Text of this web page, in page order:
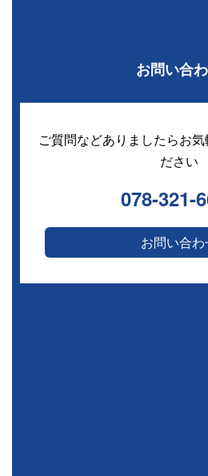
お問い合
ご質問などありましたらお
ださい
078-321-
お問い合